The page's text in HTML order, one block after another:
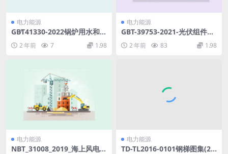
电力能源
GB∕T41330-2022锅炉用水和冷
却水分析方法痕量铜铁钠钙镁
含量的测定电感耦合等离子体
2 年前 7 1.98
电力能源
GBT-39753-2021-光伏组件回
收再利用通用技术要求-2022
年2月1日实施.pdf
2 年前 83 1.98
电力能源
NBT_31008_2019_海上风电场
电力能源
TD-TL2016-0101钢梯图集(2